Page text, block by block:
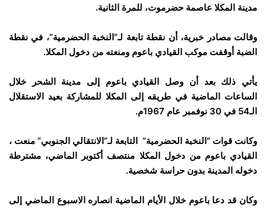
مدينة المكلا عاصمة حضرموت، للمرة الثانية.
وقالت مصادر خبرية، أن نقطة تابعة لـ”النخبة الحضرمية”، في نقطة
الضبة أوقفت موكب القيادي باعوم ومنعته من دخول المكلا.
يأتي ذلك بعد أن وصل القيادي باعوم إلى مدينة الشحر خلال
الساعات الماضية في طريقه إلى المكلا للمشاركة بعيد الاستقلال
الـ54 في 30 نوفمبر عام 1967م.
وكانت قوات “النخبة الحضرمية” التابعة لـ”الانتقالي الجنوبي” منعت ،
القيادي باعوم من دخول المكلا منتصف أكتوبر الماضي، مشترطة
دخوله المدينة بدون حراسة شخصية.
وكان قد دعا باعوم خلال الأيام الماضية انصاره الاسبوع الماضي إلى